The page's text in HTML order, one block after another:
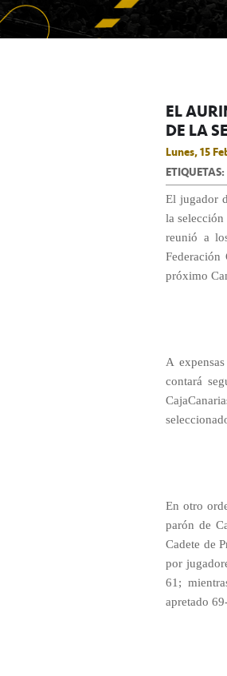
EL
DE LA
Lunes, 15
ETIQUETAS:
El jugador
la
reunió a
próximo
A
contará
En otro
parón de
Cadete de
por
61;
apretado